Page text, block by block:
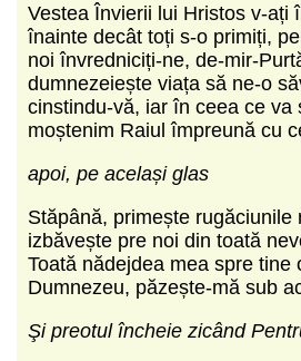
Vestea Învierii lui Hristos v-ați
înainte decât toți s-o primiți,
noi învredniciți-ne, de-mir-
dumnezeiește viața să ne-o
cinstindu-vă, iar în ceea ce va
moștenim Raiul împreună cu
apoi, pe același glas
Stăpână, primește rugăciunile
izbăvește pre noi din toată
Toată nădejdea mea spre tine
Dumnezeu, păzește-mă sub
Şi preotul încheie zicând